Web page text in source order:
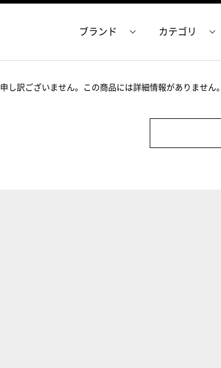
ブランド カテゴリ
申し訳ございません。この商品には詳細情報がありません。